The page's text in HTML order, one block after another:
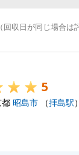
収日が同じ場合は
5
都 昭島市 （拝島駅